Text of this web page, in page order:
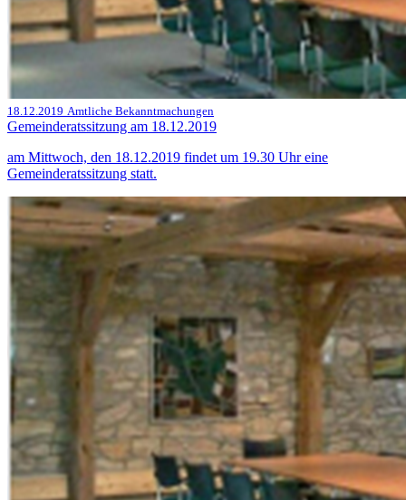
18.12.2019 Amtliche Bekanntmachungen
Gemeinderatssitzung am 18.12.2019
am Mittwoch, den 18.12.2019 findet um 19.30 Uhr eine
Gemeinderatssitzung statt.